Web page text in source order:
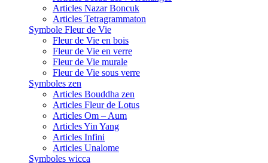
Articles Nazar Boncuk
Articles Tetragrammaton
Symbole Fleur de Vie
Fleur de Vie en bois
Fleur de Vie en verre
Fleur de Vie murale
Fleur de Vie sous verre
Symboles zen
Articles Bouddha zen
Articles Fleur de Lotus
Articles Om – Aum
Articles Yin Yang
Articles Infini
Articles Unalome
Symboles wicca